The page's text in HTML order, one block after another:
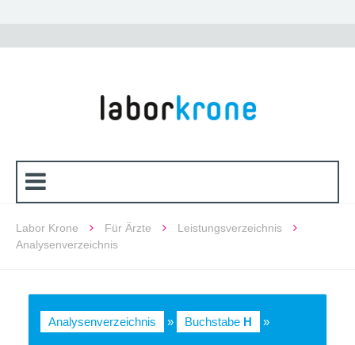
Labor Krone Für Ärzte
Leistungsverzeichnis
Analysenverzeichnis
Analysenverzeichnis » Buchstabe H »